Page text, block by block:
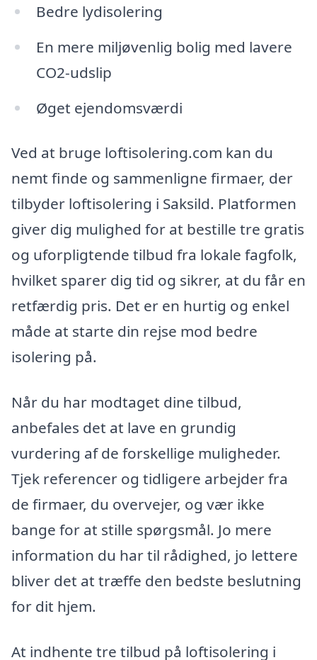
Bedre lydisolering
En mere miljøvenlig bolig med lavere
CO2-udslip
Øget ejendomsværdi
Ved at bruge loftisolering.com kan du
nemt finde og sammenligne firmaer, der
tilbyder loftisolering i Saksild. Platformen
giver dig mulighed for at bestille tre gratis
og uforpligtende tilbud fra lokale fagfolk,
hvilket sparer dig tid og sikrer, at du får en
retfærdig pris. Det er en hurtig og enkel
måde at starte din rejse mod bedre
isolering på.
Når du har modtaget dine tilbud,
anbefales det at lave en grundig
vurdering af de forskellige muligheder.
Tjek referencer og tidligere arbejder fra
de firmaer, du overvejer, og vær ikke
bange for at stille spørgsmål. Jo mere
information du har til rådighed, jo lettere
bliver det at træffe den bedste beslutning
for dit hjem.
At indhente tre tilbud på loftisolering i